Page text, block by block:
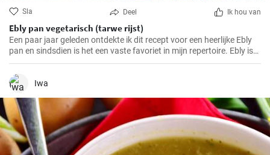
Sla Deel Ik hou van
Ebly pan vegetarisch (tarwe rijst)
Een paar jaar geleden ontdekte ik dit recept voor een heerlijke Ebly
pan en sindsdien is het een vaste favoriet in mijn repertoire. Ebly is
een tarweproduct zoals rijst dat een voedzame en smaakvolle
toevoeging is aan veel gerechten. Gecombineerd met verse
groenten en kruiden maakt het een eenvoudig maar heerlijk
Iwa